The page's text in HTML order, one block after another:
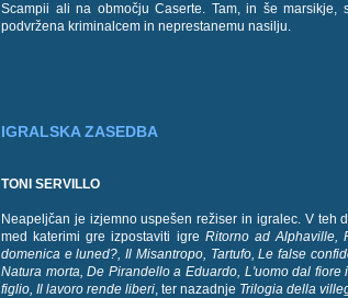
Scampii ali na območju Caserte. Tam, in še
podvržena kriminalcem in neprestanemu nasilju.
IGRALSKA ZASEDBA
TONI SERVILLO
Neapeljčan je izjemno uspešen režiser in igralec. V
med katerimi gre izpostaviti igre Ritorno ad Alphaville,
domenica e luned?, Il Misantropo, Tartufo, Le false
Natura morta, De Pirandello a Eduardo, L'uomo dal
figlio, Il lavoro rende liberi, ter nazadnje Trilogia della